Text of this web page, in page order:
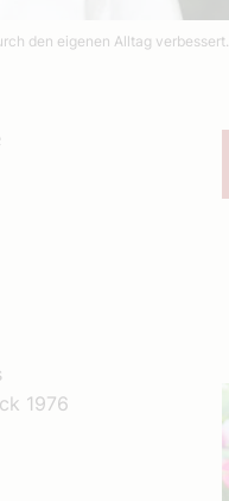
den eigenen Alltag verbessert.
1976